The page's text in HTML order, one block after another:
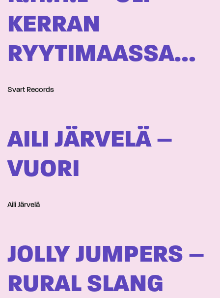
KERRAN
RYYTIMAASSA…
Svart Records
AILI JÄRVELÄ –
VUORI
Aili Järvelä
JOLLY JUMPERS –
RURAL SLANG